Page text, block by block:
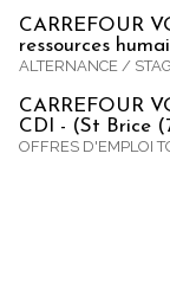
CARREFOUR
ressources
ALTERNANCE /
CARREFOUR
CDI - (St Brice
OFFRES D'EMPLOI